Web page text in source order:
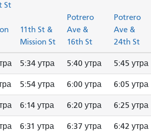
St
11th St &
Mission St
Potrero
Ave &
16th St
Potrero
Ave &
24th St
5:34 утра 5:40 утра 5:45 утра
5:54 утра 6:00 утра 6:05 утра
6:14 утра 6:20 утра 6:25 утра
6:31 утра 6:37 утра 6:42 утра